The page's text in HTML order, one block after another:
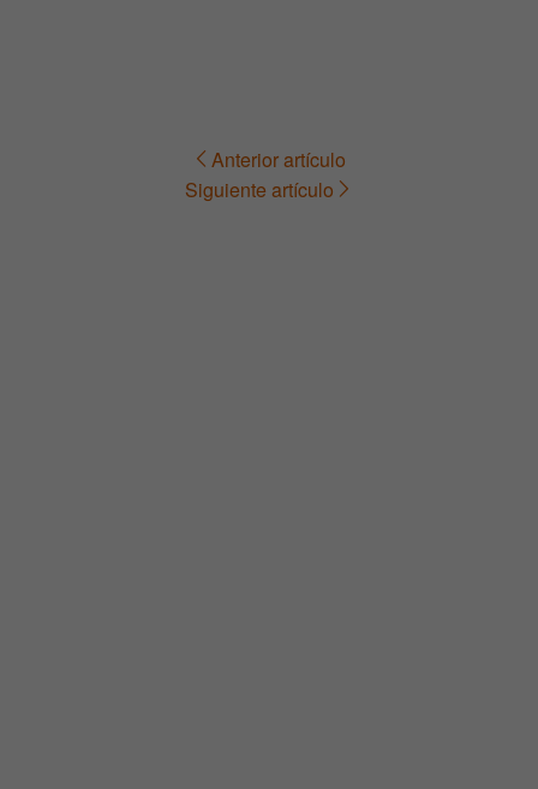
Navegación Anterior artículo
Siguiente artículo